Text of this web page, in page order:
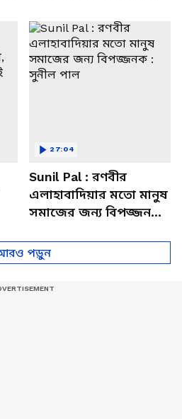
Sunil Pal : রণবীর
এলাহাবাদিয়ার মতো মানুষ
সমাজের জন্য বিপজ্জনক :
27:04
পড়ুন